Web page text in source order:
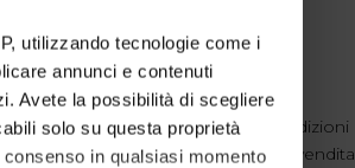
utilizzando tecnologie come i
annunci e contenuti
Avete la possibilità di scegliere
solo su questa proprietà
in qualsiasi momento
EXTRA
cookie policy
Privacy
Termini e condizioni
Condizioni di vendita